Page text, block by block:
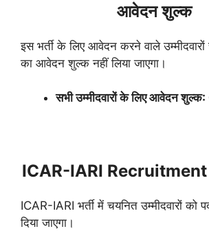
आवेदन शुल्क
इस भर्ती के लिए आवेदन करने वाले
का आवेदन शुल्क नहीं लिया जाएगा।
सभी उम्मीदवारों के लिए आवेदन
ICAR-IARI
ICAR-IARI भर्ती में चयनित उम्मीदवारों
दिया जाएगा।